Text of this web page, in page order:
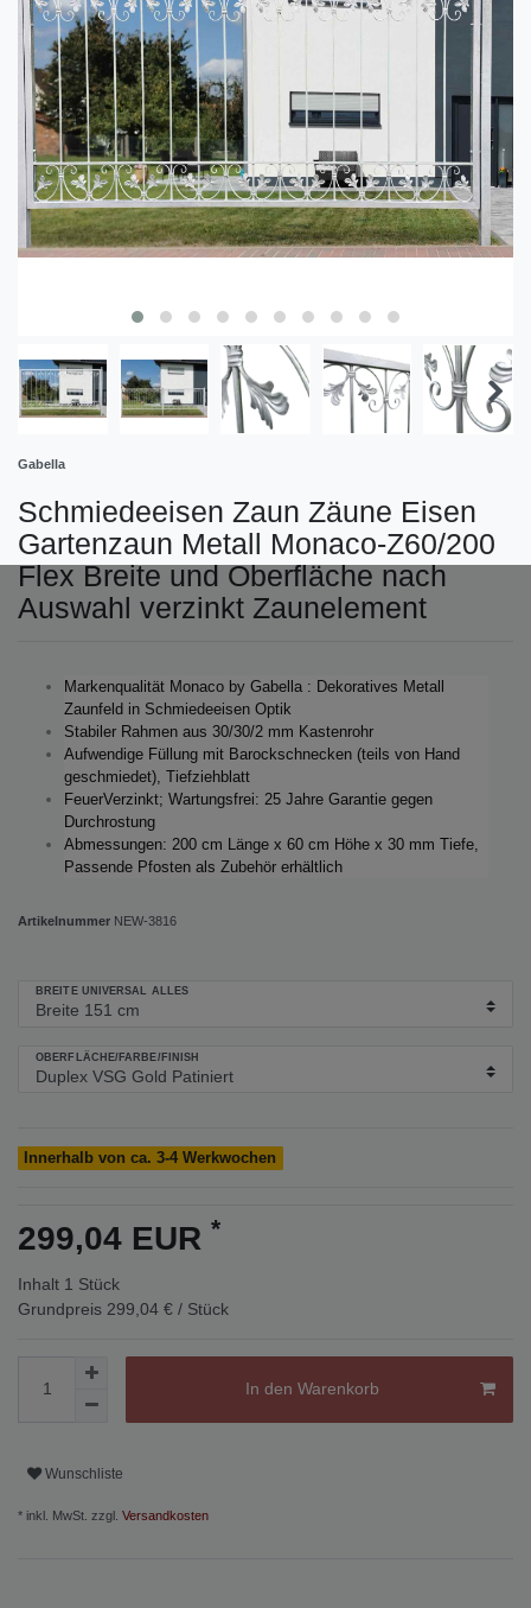
Gabella
Schmiedeeisen Zaun Zäune Eisen
Gartenzaun Metall Monaco-Z60/200
Flex Breite und Oberfläche nach
Auswahl verzinkt Zaunelement
Markenqualität Monaco by Gabella : Dekoratives Metall
Zaunfeld in Schmiedeeisen Optik
Stabiler Rahmen aus 30/30/2 mm Kastenrohr
Aufwendige Füllung mit Barockschnecken (teils von Hand
geschmiedet), Tiefziehblatt
FeuerVerzinkt; Wartungsfrei: 25 Jahre Garantie gegen
Durchrostung
Abmessungen: 200 cm Länge x 60 cm Höhe x 30 mm Tiefe,
Passende Pfosten als Zubehör erhältlich
Artikelnummer NEW-3816
BREITE UNIVERSAL ALLES
OBERFLÄCHE/FARBE/FINISH
Innerhalb von ca. 3-4 Werkwochen
299,04 EUR *
Inhalt 1 Stück
Grundpreis 299,04 € / Stück
In den Warenkorb
Wunschliste
* inkl. MwSt. zzgl. Versandkosten